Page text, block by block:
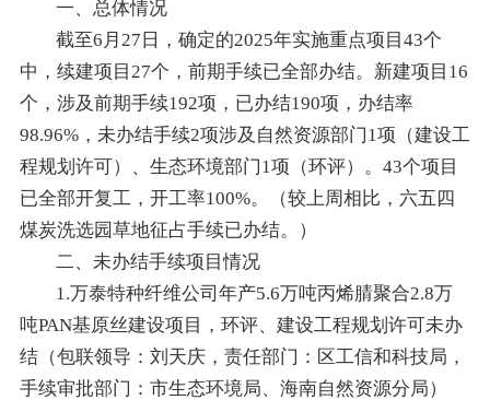
互动交流
数据发布
一、总体情况
截至6月27日，确定的2025年实施重点项目43个
中，续建项目27个，前期手续已全部办结。新建项目16
个，涉及前期手续192项，已办结190项，办结率
98.96%，未办结手续2项涉及自然资源部门1项（建设工
程规划许可）、生态环境部门1项（环评）。43个项目
已全部开复工，开工率100%。（较上周相比，六五四
煤炭洗选园草地征占手续已办结。）
二、未办结手续项目情况
1.万泰特种纤维公司年产5.6万吨丙烯腈聚合2.8万
吨PAN基原丝建设项目，环评、建设工程规划许可未办
结（包联领导：刘天庆，责任部门：区工信和科技局，
手续审批部门：市生态环境局、海南自然资源分局）